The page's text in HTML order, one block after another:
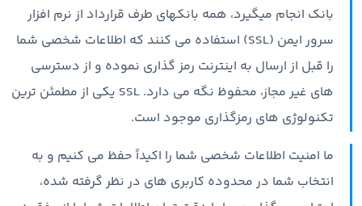
بانک انجام میگیرد، همه بانکهای طرف قرارداد از نرم افزار
سرور ایمن (SSL) استفاده می کنند که اطلاعات شخصی شما
را قبل از ارسال به اینترنت رمز گذاری نموده و از دسترسی
های غیر مجاز، محفوظ نگه می دارد. SSL یکی از مطمئن ترین
تکنولوژی های رمزگذاری موجود است.
ما امنیت اطلاعات شخصی شما را اکیداً حفظ می کنیم و به
انتخاب شما در محدوده کاربری های در نظر گرفته شده،